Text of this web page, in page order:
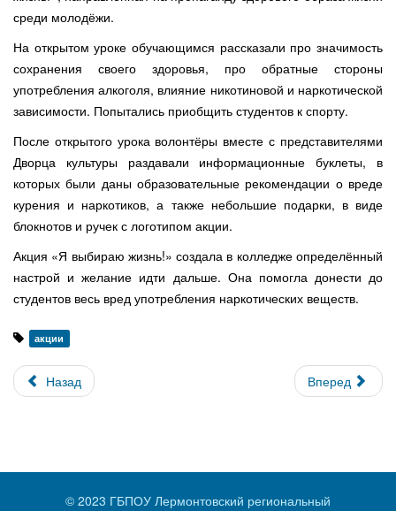
среди молодёжи.
На открытом уроке обучающимся рассказали про значимость
сохранения своего здоровья, про обратные стороны
употребления алкоголя, влияние никотиновой и наркотической
зависимости. Попытались приобщить студентов к спорту.
После открытого урока волонтёры вместе с представителями
Дворца культуры раздавали информационные буклеты, в
которых были даны образовательные рекомендации о вреде
курения и наркотиков, а также небольшие подарки, в виде
блокнотов и ручек с логотипом акции.
Акция «Я выбираю жизнь!» создала в колледже определённый
настрой и желание идти дальше. Она помогла донести до
студентов весь вред употребления наркотических веществ.
акции
Назад Вперед
© 2023 ГБПОУ Лермонтовский региональный